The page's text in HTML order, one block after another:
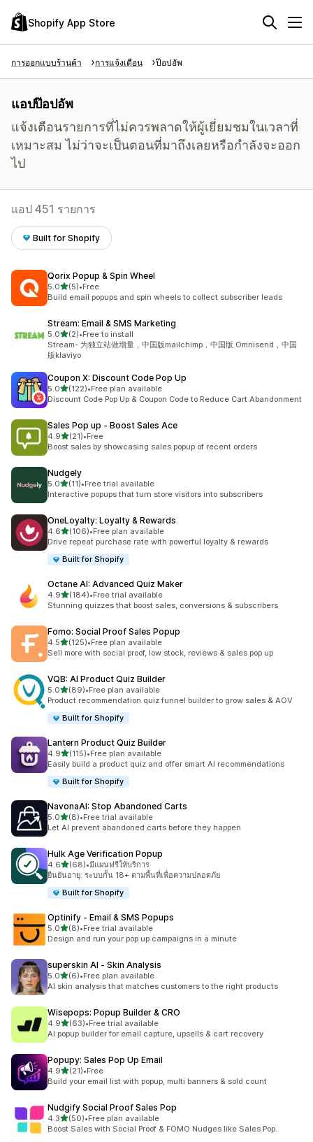
Shopify App Store
การออกแบบร้านค้า การแจ้งเตือน ป๊อปอัพ
แอปป๊อปอัพ
แจ้งเตือนรายการที่ไม่ควรพลาดให้ผู้เยี่ยมชมในเวลาที่
เหมาะสม ไม่ว่าจะเป็นตอนที่มาถึงเลยหรือกำลังจะออก
ไป
แอป 451 รายการ
Built for Shopify
Qorix Popup & Spin Wheel
5.0เต็ม 5 ดาว
(5)
ทั้งหมด 5 รีวิว
•Free
Build email popups and spin wheels to collect subscriber leads
Stream: Email & SMS Marketing
5.0เต็ม 5 ดาว
(2)
ทั้งหมด 2 รีวิว
•Free to install
Stream- 为独立站做增量，中国版mailchimp，中国版 Omnisend，中国
版klaviyo
Coupon X: Discount Code Pop Up
5.0เต็ม 5 ดาว
(122)
ทั้งหมด 122 รีวิว
•Free plan available
Discount Code Pop Up & Coupon Code to Reduce Cart Abandonment
Sales Pop up ‑ Boost Sales Ace
4.9เต็ม 5 ดาว
(21)
ทั้งหมด 21 รีวิว
•Free
Boost sales by showcasing sales popup of recent orders
Nudgely
5.0เต็ม 5 ดาว
(11)
ทั้งหมด 11 รีวิว
•Free trial available
Interactive popups that turn store visitors into subscribers
OneLoyalty: Loyalty & Rewards
4.6เต็ม 5 ดาว
(106)
ทั้งหมด 106 รีวิว
•Free plan available
Drive repeat purchase rate with powerful loyalty & rewards
Built for Shopify
Octane AI: Advanced Quiz Maker
4.9เต็ม 5 ดาว
(184)
ทั้งหมด 184 รีวิว
•Free trial available
Stunning quizzes that boost sales, conversions & subscribers
Fomo: Social Proof Sales Popup
4.5เต็ม 5 ดาว
(125)
ทั้งหมด 125 รีวิว
•Free plan available
Sell more with social proof, low stock, reviews & sales pop up
VQB: AI Product Quiz Builder
5.0เต็ม 5 ดาว
(89)
ทั้งหมด 89 รีวิว
•Free plan available
Product recommendation quiz funnel builder to grow sales & AOV
Built for Shopify
Lantern Product Quiz Builder
4.9เต็ม 5 ดาว
(115)
ทั้งหมด 115 รีวิว
•Free plan available
Easily build a product quiz and offer smart AI recommendations
Built for Shopify
NavonaAI: Stop Abandoned Carts
5.0เต็ม 5 ดาว
(8)
ทั้งหมด 8 รีวิว
•Free trial available
Let AI prevent abandoned carts before they happen
Hulk Age Verification Popup
4.6เต็ม 5 ดาว
(68)
ทั้งหมด 68 รีวิว
•มีแผนฟรีให้บริการ
ยืนยันอายุ: ระบบกั้น 18+ ตามพื้นที่เพื่อความปลอดภัย
Built for Shopify
Optinify ‑ Email & SMS Popups
5.0เต็ม 5 ดาว
(8)
ทั้งหมด 8 รีวิว
•Free trial available
Design and run your pop up campaigns in a minute
superskin AI ‑ Skin Analysis
5.0เต็ม 5 ดาว
(6)
ทั้งหมด 6 รีวิว
•Free plan available
AI skin analysis that matches customers to the right products
Wisepops: Popup Builder & CRO
4.9เต็ม 5 ดาว
(63)
ทั้งหมด 63 รีวิว
•Free trial available
AI popup builder for email capture, upsells & cart recovery
Popupy: Sales Pop Up Email
4.9เต็ม 5 ดาว
(21)
ทั้งหมด 21 รีวิว
•Free
Build your email list with popup, multi banners & sold count
Nudgify Social Proof Sales Pop
4.3เต็ม 5 ดาว
(50)
ทั้งหมด 50 รีวิว
•Free plan available
Boost Sales with Social Proof & FOMO Nudges like Sales Pop.